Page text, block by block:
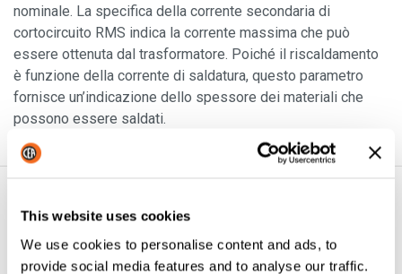
This website uses cookies
We use cookies to personalise content and ads, to
provide social media features and to analyse our traffic.
nominale. La specifica della corrente secondaria di
cortocircuito RMS indica la corrente massima che può
essere ottenuta dal trasformatore. Poiché il riscaldamento
è funzione della corrente di saldatura, questo parametro
fornisce un’indicazione dello spessore dei materiali che
possono essere saldati.
Scheda tecnica
ACT: CARATTERISTICHE TECNICHE